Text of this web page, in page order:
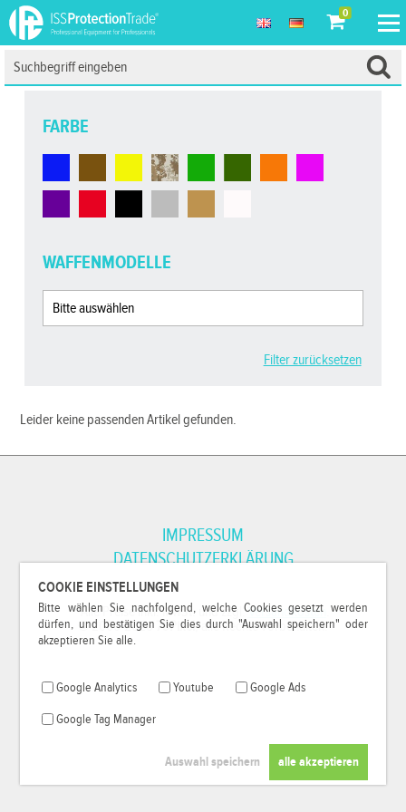
COOKIE EINSTELLUNGEN
Bitte wählen Sie nachfolgend, welche Cookies gesetzt werden
dürfen, und bestätigen Sie dies durch "Auswahl speichern" oder
akzeptieren Sie alle.
Google Analytics Youtube Google Ads
Google Tag Manager
0
FARBE
WAFFENMODELLE
Filter zurücksetzen
Leider keine passenden Artikel gefunden.
IMPRESSUM
DATENSCHUTZERKLÄRUNG
*Alle Preise inkl. MwSt. und zzgl.Versandkosten
© 2000-2026 79Pixel, alle Rechte vorbehalten.